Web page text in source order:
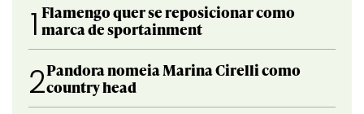
1 Flamengo quer se reposicionar como
marca de sportainment
2Pandora nomeia Marina Cirelli como
country head